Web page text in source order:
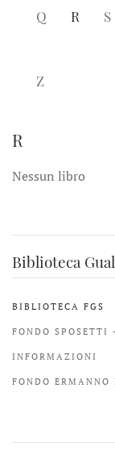
Q R S
Z
R
Nessun libro
Biblioteca
BIBLIOTECA FGS
FONDO SPOSETTI
INFORMAZIONI
FONDO ERMANNO